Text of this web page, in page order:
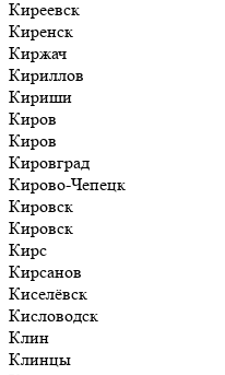
Киреевск
Киренск
Киржач
Кириллов
Кириши
Киров
Киров
Кировград
Кирово-Чепецк
Кировск
Кировск
Кирс
Кирсанов
Киселёвск
Кисловодск
Клин
Клинцы